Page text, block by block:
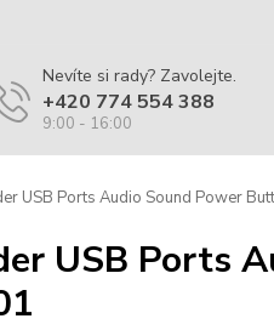
Nevíte si rady? Zavolejte.
+420 774 554 388
9:00 - 16:00
USB Ports Audio Sound Power
USB Ports